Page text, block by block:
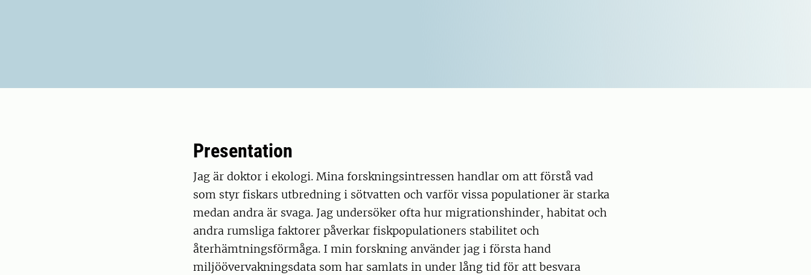
Presentation
Jag är doktor i ekologi. Mina forskningsintressen handlar om att förstå vad
som styr fiskars utbredning i sötvatten och varför vissa populationer är starka
medan andra är svaga. Jag undersöker ofta hur migrationshinder, habitat och
andra rumsliga faktorer påverkar fiskpopulationers stabilitet och
återhämtningsförmåga. I min forskning använder jag i första hand
miljöövervakningsdata som har samlats in under lång tid för att besvara